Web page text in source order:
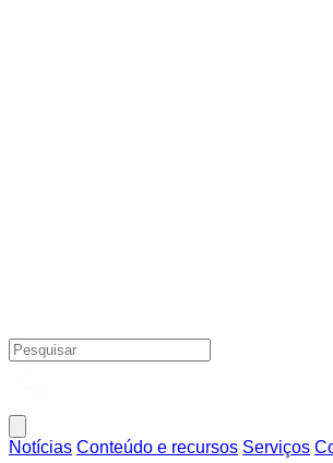
Notícias Conteúdo e recursos Serviços